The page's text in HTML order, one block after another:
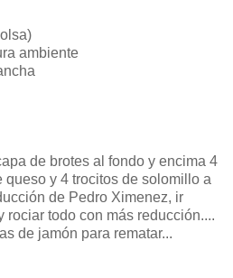
ambiente
de brotes al fondo y encima 4
queso y 4 trocitos de solomillo a
de Pedro Ximenez, ir
todo con más reducción....
de jamón para rematar...